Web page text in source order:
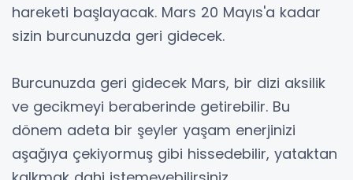
hareketi başlayacak. Mars 20 Mayıs'a kadar
sizin burcunuzda geri gidecek.
Burcunuzda geri gidecek Mars, bir dizi aksilik
ve gecikmeyi beraberinde getirebilir. Bu
dönem adeta bir şeyler yaşam enerjinizi
aşağıya çekiyormuş gibi hissedebilir, yataktan